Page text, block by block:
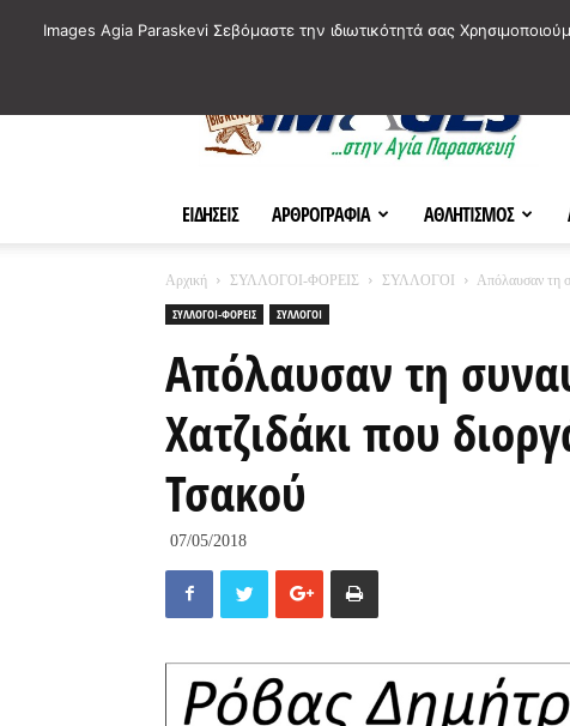
ΕΙΔΗΣΕΙΣ ΑΡΘΡΟΓΡΑΦΙΑ ΑΘΛΗΤΙΣΜΟΣ
Αρχική ΣΥΛΛΟΓΟΙ-ΦΟΡΕΙΣ ΣΥΛΛΟΓΟΙ
Απόλαυσαν τη
ΣΥΛΛΟΓΟΙ-ΦΟΡΕΙΣ
ΣΥΛΛΟΓΟΙ
Απόλαυσαν τη
Χατζιδάκι που
Τσακού
07/05/2018
Images Agia Paraskevi Σεβόμαστε την ιδιωτικότητά σας